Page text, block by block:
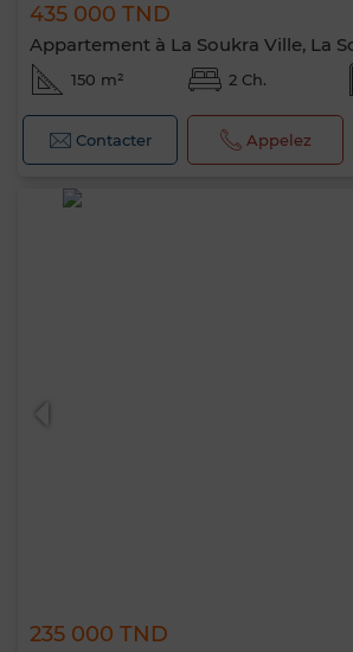
435 000 TND
Appartement à La Soukra Ville, La
150 m² 2 Ch.
Contacter Appelez
235 000 TND